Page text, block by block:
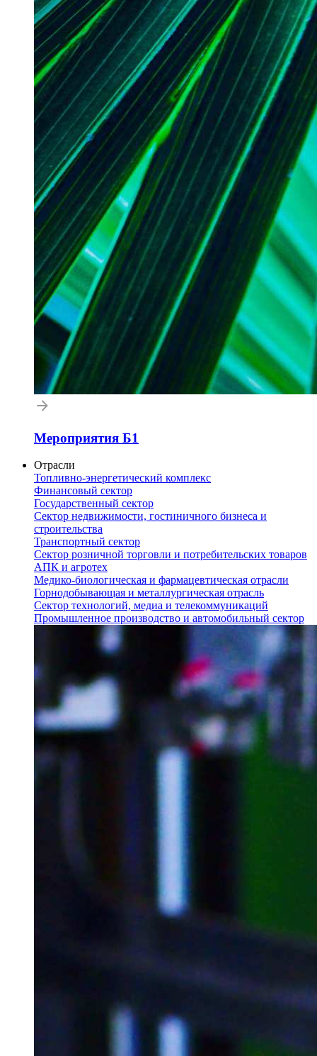
Мероприятия Б1
Отрасли
Топливно-энергетический комплекс
Финансовый сектор
Государственный сектор
Сектор недвижимости, гостиничного бизнеса и
строительства
Транспортный сектор
Сектор розничной торговли и потребительских товаров
АПК и агротех
Медико-биологическая и фармацевтическая отрасли
Горнодобывающая и металлургическая отрасль
Сектор технологий, медиа и телекоммуникаций
Промышленное производство и автомобильный сектор